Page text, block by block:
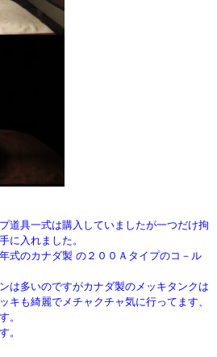
道具一式は購入していましたが一つだけ拘
に入れました。
式のカナダ製 の２００Ａタイプのコ－ル
は多いのですがカナダ製のメッキタンクは
キも綺麗でメチャクチャ気に行ってます、
。
。